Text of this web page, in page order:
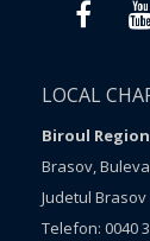
LOCAL
Biroul
Brasov,
Judetul Brasov
Telefon: 0040